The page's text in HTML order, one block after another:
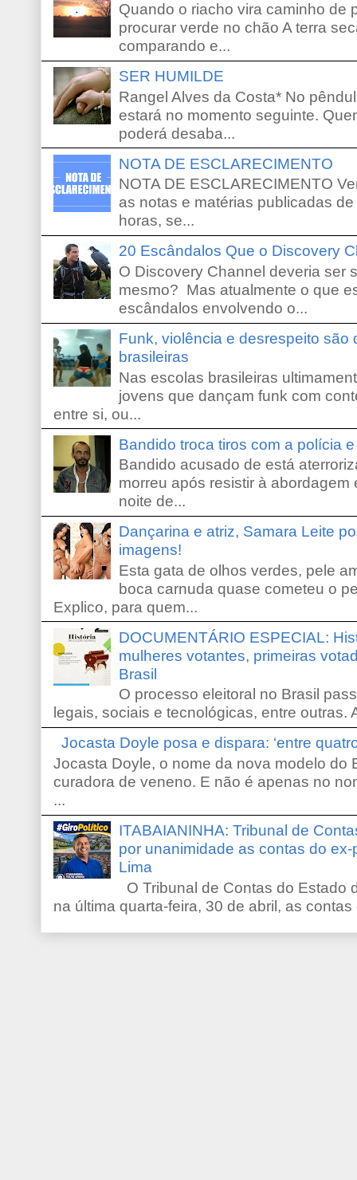
Quando o riacho vira caminho de
procurar verde no chão A terra
comparando e...
SER HUMILDE
Rangel Alves da Costa* No
estará no momento seguinte.
poderá desaba...
NOTA DE ESCLARECIMENTO
NOTA DE ESCLARECIMENTO
as notas e matérias publicadas
horas, se...
20 Escândalos Que o Discovery
O Discovery Channel deveria ser
mesmo? Mas atualmente o que
escândalos envolvendo o...
Funk, violência e desrespeito são
brasileiras
Nas escolas brasileiras
jovens que dançam funk com
entre si, ou...
Bandido troca tiros com a polícia
Bandido acusado de está
morreu após resistir à
noite de...
Dançarina e atriz, Samara Leite
imagens!
Esta gata de olhos verdes, pele
boca carnuda quase cometeu o
Explico, para quem...
DOCUMENTÁRIO ESPECIAL:
mulheres votantes, primeiras
Brasil
O processo eleitoral no Brasil
legais, sociais e tecnológicas, entre outras.
Jocasta Doyle posa e dispara: ‘entre
Jocasta Doyle, o nome da nova modelo do
curadora de veneno. E não é apenas no
...
ITABAIANINHA: Tribunal de
por unanimidade as contas do
Lima
O Tribunal de Contas do Estado
na última quarta-feira, 30 de abril, as